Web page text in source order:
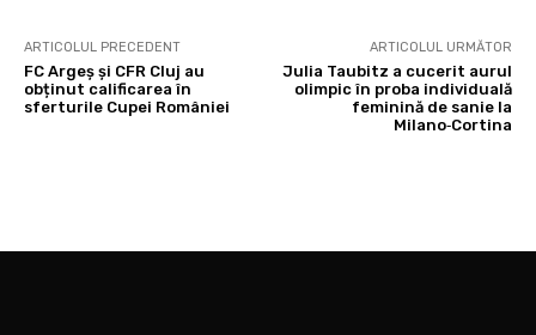
ARTICOLUL PRECEDENT
FC Argeș și CFR Cluj au
obținut calificarea în
sferturile Cupei României
ARTICOLUL URMĂTOR
Julia Taubitz a cucerit aurul
olimpic în proba individuală
feminină de sanie la
Milano‑Cortina